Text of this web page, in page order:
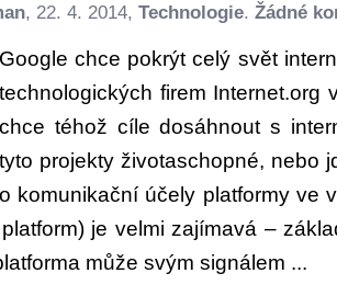
, 22. 4. 2014, Technologie. Žádné
Google chce pokrýt celý svět
technologických firem Internet.org
chce téhož cíle dosáhnout s
tyto projekty životaschopné, nebo
komunikační účely platformy ve
je velmi zajímavá –
může svým signálem ...